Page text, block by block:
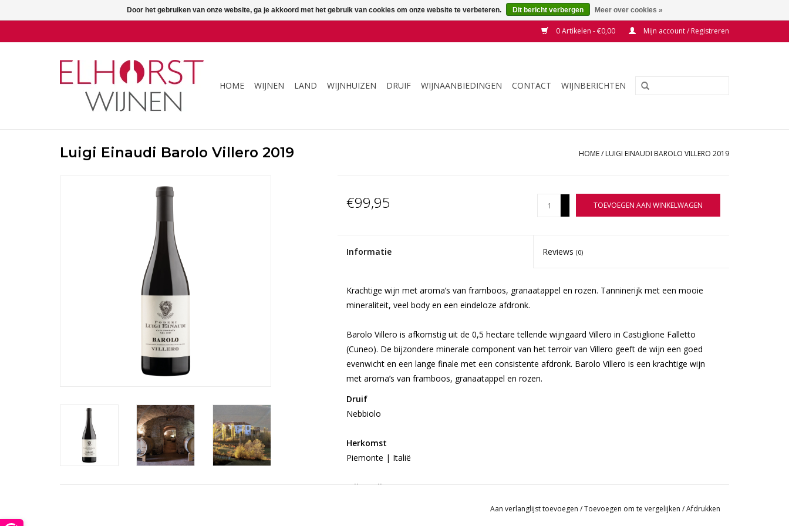
0 Artikelen - €0,00 Mijn account / Registreren
HOME WIJNEN LAND WIJNHUIZEN DRUIF WIJNAANBIEDINGEN CONTACT WIJNBERICHTEN
Luigi Einaudi Barolo Villero 2019 HOME/ LUIGI EINAUDI BAROLO VILLERO 2019
€99,95 TOEVOEGEN AAN WINKELWAGEN
Informatie Reviews(0)
Krachtige wijn met aroma’s van framboos, granaatappel en rozen. Tanninerijk met een mooie
mineraliteit, veel body en een eindeloze afdronk.
Barolo Villero is afkomstig uit de 0,5 hectare tellende wijngaard Villero in Castiglione Falletto
(Cuneo). De bijzondere minerale component van het terroir van Villero geeft de wijn een goed
evenwicht en een lange finale met een consistente afdronk. Barolo Villero is een krachtige wijn
met aroma’s van framboos, granaatappel en rozen.
Druif
Nebbiolo
Herkomst
Piemonte | Italië
Wijn-Spijs
combinatie met pasta funghi. Door de hoge zuurgraad is deze Barolo ook heerlijk met typische
Aan verlanglijst toevoegen /Toevoegen om te vergelijken /Afdrukken
Door het gebruiken van onze website, ga je akkoord met het gebruik van cookies om onze website te verbeteren. Dit bericht verbergen Meer over cookies »